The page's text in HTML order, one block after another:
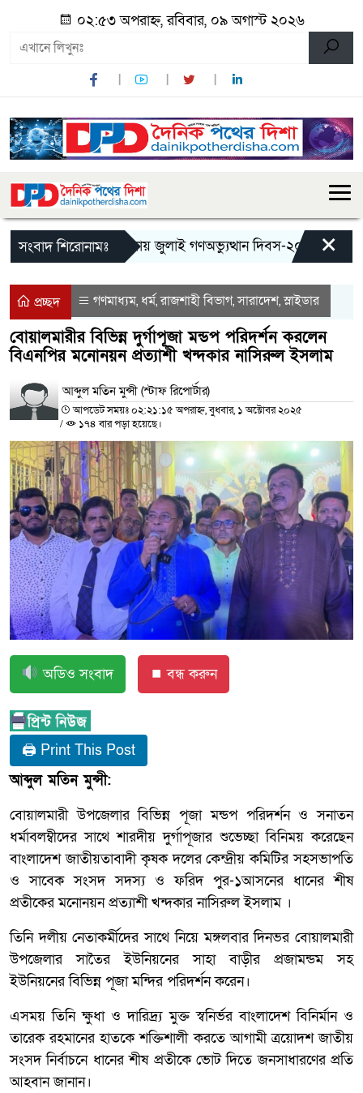
০২:৫৩ অপরাহ্ন, রবিবার, ০৯ অগাস্ট ২০২৬
সংবাদ শিরোনামঃমান্দায় জুলাই গণঅভ্যুত্থান দিবস-২০২৬ উপলক্ষে
×
প্রচ্ছদ গণমাধ্যম, ধর্ম,রাজশাহী বিভাগ,সারাদেশ,স্লাইডার
বোয়ালমারীর বিভিন্ন দুর্গাপূজা মন্ডপ পরিদর্শন করলেন
বিএনপির মনোনয়ন প্রত্যাশী খন্দকার নাসিরুল ইসলাম
আব্দুল মতিন মুন্সী (স্টাফ রিপোর্টার)
আপডেট সময়ঃ ০২:২১:১৫ অপরাহ্ন, বুধবার, ১ অক্টোবর ২০২৫
/
১৭৪ বার পড়া হয়েছে।
অডিও সংবাদ ⏹ বন্ধ করুন
🖨 Print This Post
আব্দুল মতিন মুন্সী:
বোয়ালমারী উপজেলার বিভিন্ন পূজা মন্ডপ পরিদর্শন ও সনাতন
ধর্মাবলম্বীদের সাথে শারদীয় দুর্গাপূজার শুভেচ্ছা বিনিময় করেছেন
বাংলাদেশ জাতীয়তাবাদী কৃষক দলের কেন্দ্রীয় কমিটির সহসভাপতি
ও সাবেক সংসদ সদস্য ও ফরিদ পুর-১আসনের ধানের শীষ
প্রতীকের মনোনয়ন প্রত্যাশী খন্দকার নাসিরুল ইসলাম ।
তিনি দলীয় নেতাকর্মীদের সাথে নিয়ে মঙ্গলবার দিনভর বোয়ালমারী
উপজেলার সাতৈর ইউনিয়নের সাহা বাড়ীর প্রজামন্ডম সহ
ইউনিয়নের বিভিন্ন পূজা মন্দির পরিদর্শন করেন।
এসময় তিনি ক্ষুধা ও দারিদ্র্য মুক্ত স্বনির্ভর বাংলাদেশ বিনির্মান ও
তারেক রহমানের হাতকে শক্তিশালী করতে আগামী ত্রয়োদশ জাতীয়
সংসদ নির্বাচনে ধানের শীষ প্রতীকে ভোট দিতে জনসাধারণের প্রতি
আহবান জানান।